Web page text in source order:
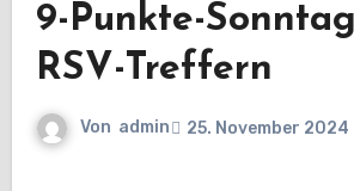
9-Punkte-
RSV-Treffern
Von admin 25. November 2024